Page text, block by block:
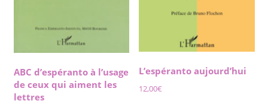
ABC d’espéranto à l’usage
de ceux qui aiment les
lettres
L’espéranto aujourd’hui
12,00€